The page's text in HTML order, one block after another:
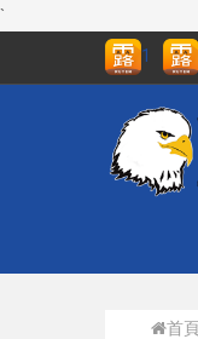
`
1
首